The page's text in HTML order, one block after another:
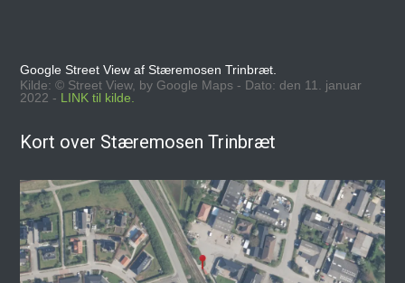
Google Street View af Stæremosen Trinbræt.
Kilde: © Street View, by Google Maps - Dato: den 11. januar
2022 - LINK til kilde.
Kort over Stæremosen Trinbræt